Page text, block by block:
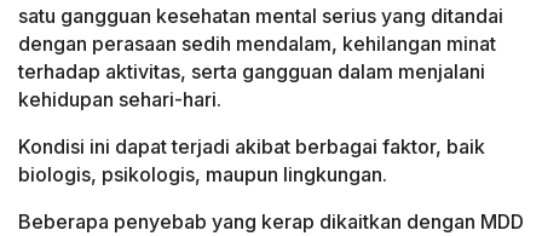
satu gangguan kesehatan mental serius yang ditandai
dengan perasaan sedih mendalam, kehilangan minat
terhadap aktivitas, serta gangguan dalam menjalani
kehidupan sehari-hari.
Kondisi ini dapat terjadi akibat berbagai faktor, baik
biologis, psikologis, maupun lingkungan.
Beberapa penyebab yang kerap dikaitkan dengan MDD